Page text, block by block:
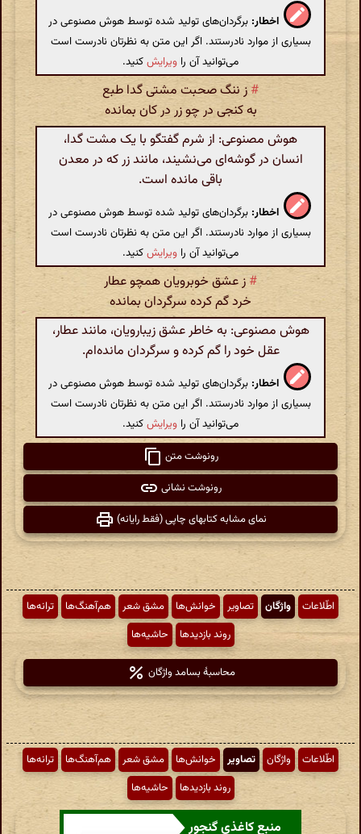
اخطار: برگردان‌های تولید شده توسط هوش مصنوعی در
بسیاری از موارد نادرستند. اگر این متن به نظرتان نادرست است
می‌توانید آن را ویرایشکنید.
# ز ننگ صحبت مشتی گدا طبع
به کنجی در چو زر در کان بمانده
هوش مصنوعی: از شرم گفتگو با یک مشت گدا،
انسان در گوشه‌ای می‌نشیند، مانند زر که در معدن
باقی مانده است.
اخطار: برگردان‌های تولید شده توسط هوش مصنوعی در
بسیاری از موارد نادرستند. اگر این متن به نظرتان نادرست است
می‌توانید آن را ویرایشکنید.
# ز عشق خوبرویان همچو عطار
خرد گم کرده سرگردان بمانده
هوش مصنوعی: به خاطر عشق زیبارویان، مانند عطار،
عقل خود را گم کرده و سرگردان مانده‌ام.
اخطار: برگردان‌های تولید شده توسط هوش مصنوعی در
بسیاری از موارد نادرستند. اگر این متن به نظرتان نادرست است
می‌توانید آن را ویرایشکنید.
رونوشت متن
رونوشت نشانی
نمای مشابه کتابهای چاپی (فقط رایانه)
اطّلاعات واژگان تصاویر خوانش‌ها مشق شعر هم‌آهنگ‌ها
ترانه‌ها
روند بازدیدها
حاشیه‌ها
محاسبهٔ بسامد واژگان
اطّلاعات واژگان تصاویر خوانش‌ها مشق شعر هم‌آهنگ‌ها
ترانه‌ها
روند بازدیدها
حاشیه‌ها
منبع کاغذی گنجور